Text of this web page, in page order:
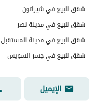
شقق للبيع في شيراتون
شقق للبيع في مدينة نصر
شقق للبيع في مدينة المستقبل
شقق للبيع في جسر السويس
Salma Fargallah
الإيميل